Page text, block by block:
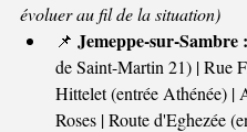
évoluer au fil de la situation)
📌 Jemeppe-sur-Sambre :
de Saint-Martin 21) | Rue
Hittelet (entrée Athénée) |
Roses | Route d'Eghezée